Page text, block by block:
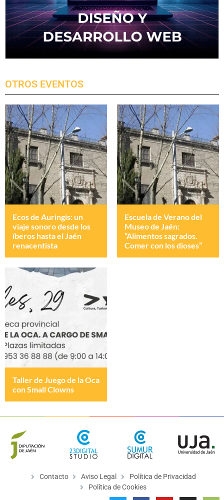
OTROS EVENTOS
Ecos de Auringis: un
viaje sonoro desde los
íberos hasta el Jaén
renacentista
Escuela de Verano del
Museo de Jaén:
“Alimentos sagrados.
Comer con los dioses”
Taller de Juego de la Oca
con Small Clowns
Contacto Aviso Legal
Política de Privacidad
Política de Cookies